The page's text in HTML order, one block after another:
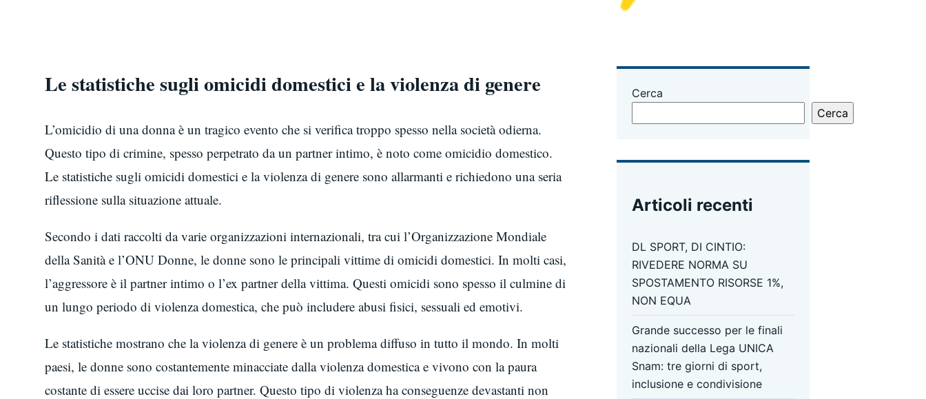
Le statistiche sugli omicidi domestici e la violenza di genere
L’omicidio di una donna è un tragico evento che si verifica troppo spesso nella società odierna.
Questo tipo di crimine, spesso perpetrato da un partner intimo, è noto come omicidio domestico.
Le statistiche sugli omicidi domestici e la violenza di genere sono allarmanti e richiedono una seria
riflessione sulla situazione attuale.
Secondo i dati raccolti da varie organizzazioni internazionali, tra cui l’Organizzazione Mondiale
della Sanità e l’ONU Donne, le donne sono le principali vittime di omicidi domestici. In molti casi,
l’aggressore è il partner intimo o l’ex partner della vittima. Questi omicidi sono spesso il culmine di
un lungo periodo di violenza domestica, che può includere abusi fisici, sessuali ed emotivi.
Le statistiche mostrano che la violenza di genere è un problema diffuso in tutto il mondo. In molti
paesi, le donne sono costantemente minacciate dalla violenza domestica e vivono con la paura
costante di essere uccise dai loro partner. Questo tipo di violenza ha conseguenze devastanti non
Cerca
Cerca
Articoli recenti
DL SPORT, DI CINTIO:
RIVEDERE NORMA SU
SPOSTAMENTO RISORSE 1%,
NON EQUA
Grande successo per le finali
nazionali della Lega UNICA
Snam: tre giorni di sport,
inclusione e condivisione